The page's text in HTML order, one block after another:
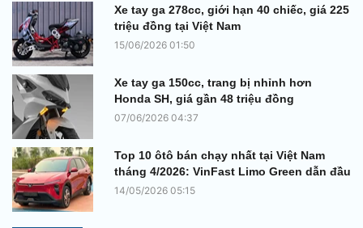
Xe tay ga 278cc, giới hạn 40 chiếc, giá 225
triệu đồng tại Việt Nam
15/06/2026 01:50
Xe tay ga 150cc, trang bị nhỉnh hơn
Honda SH, giá gần 48 triệu đồng
07/06/2026 04:37
Top 10 ôtô bán chạy nhất tại Việt Nam
tháng 4/2026: VinFast Limo Green dẫn đầu
14/05/2026 05:15